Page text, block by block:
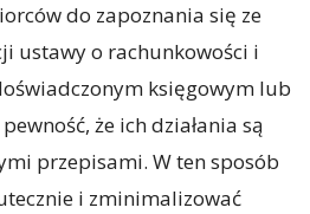
do zapoznania się ze
ustawy o rachunkowości i
księgowym lub
że ich działania są
przepisami. W ten sposób
i zminimalizować